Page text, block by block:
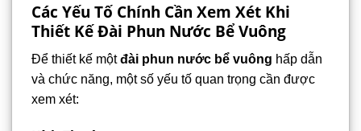
Các Yếu Tố Chính Cần Xem Xét Khi
Thiết Kế Đài Phun Nước Bể Vuông
Để thiết kế mộtđài phun nước bể vuông hấp dẫn
và chức năng, một số yếu tố quan trọng cần được
xem xét: